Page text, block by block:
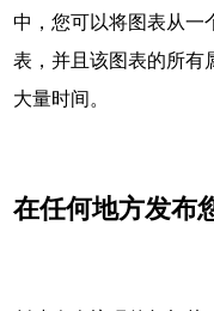
中，您可以将图表从一
表，并且该图表的所有
大量时间。
在任何地方发布